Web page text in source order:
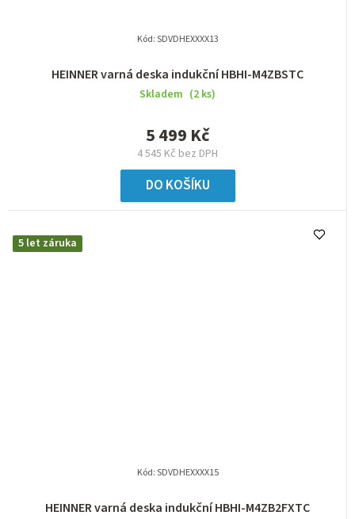
HEINNER varná deska indukční HBHI-M4ZBSTC
Skladem (2 ks)
4 545 Kč bez DPH
5 499 Kč
DO KOŠÍKU
Kód:SDVDHEXXXX13
5 let záruka
HEINNER varná deska indukční HBHI-M4ZB2FXTC
Kód:SDVDHEXXXX15